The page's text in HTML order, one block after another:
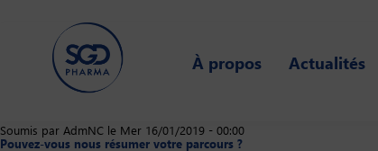
À propos Actualités
Soumis par AdmNC le Mer 16/01/2019 - 00:00
Pouvez-vous nous résumer votre parcours ?​